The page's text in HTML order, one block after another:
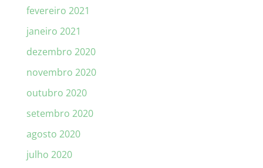
fevereiro 2021
janeiro 2021
dezembro 2020
novembro 2020
outubro 2020
setembro 2020
agosto 2020
julho 2020